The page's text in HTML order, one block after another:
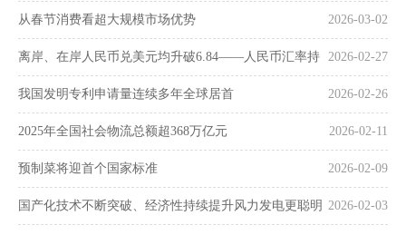
2026-03-02
从春节消费看超大规模市场优势
2026-02-27
离岸、在岸人民币兑美元均升破6.84——人民币汇率持
续走强 2026-02-26
我国发明专利申请量连续多年全球居首
2026-02-11
2025年全国社会物流总额超368万亿元
2026-02-09
预制菜将迎首个国家标准
2026-02-03
国产化技术不断突破、经济性持续提升风力发电更聪明